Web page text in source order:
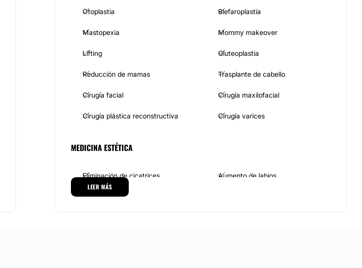
Otoplastia Blefaroplastia
Mastopexia Mommy makeover
Lifting Gluteoplastia
Reducción de mamas Trasplante de cabello
Cirugía facial Cirugía maxilofacial
Cirugía plástica reconstructiva Cirugía varices
MEDICINA ESTÉTICA
Eliminación de cicatrices Aumento de labios
Alopecia
LEER MÁS